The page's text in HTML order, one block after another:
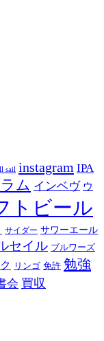
sail instagram IPA
ム インベヴ ウ
トビール
サイダー サワーエール
セイル ブルワーズ
リンゴ 免許 勉強
会 買収